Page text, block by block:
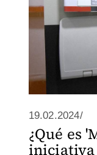
19.02.2024/
¿Qué es
iniciativa